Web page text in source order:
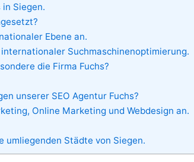
Siegen.
Ebene an.
Suchmaschinenoptimierung.
die Firma Fuchs?
unserer SEO Agentur Fuchs?
Online Marketing und Webdesign an.
umliegenden Städte von Siegen.